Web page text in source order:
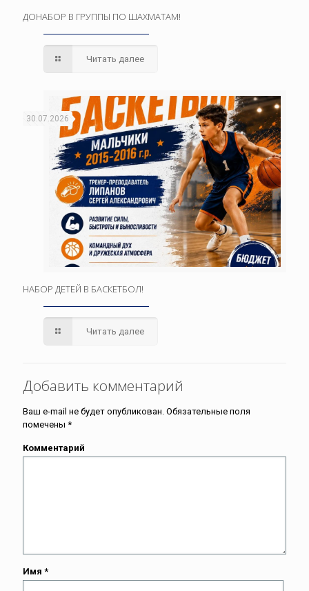
ДОНАБОР В ГРУППЫ ПО ШАХМАТАМ!
Читать далее
30.07.2026
НАБОР ДЕТЕЙ В БАСКЕТБОЛ!
Читать далее
Добавить комментарий
Ваш e-mail не будет опубликован. Обязательные поля
помечены *
Комментарий
Имя *